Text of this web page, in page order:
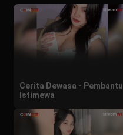
Cerita Dewasa - Pembantu
Istimewa